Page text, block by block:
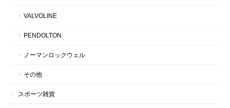
VALVOLINE
PENDOLTON
ノーマンロックウェル
その他
スポーツ雑貨